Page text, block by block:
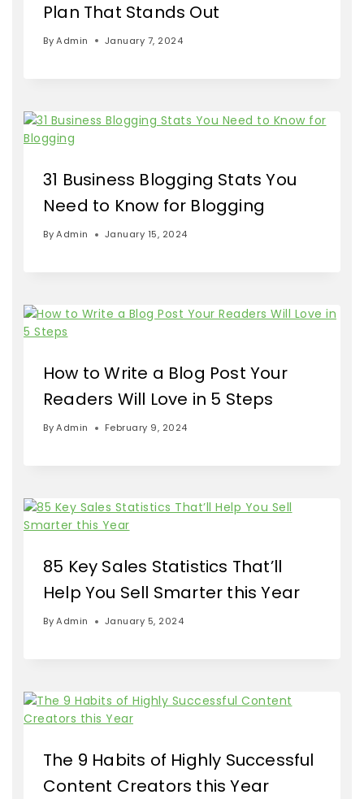
Plan That Stands Out
ByAdmin January 7, 2024
31 Business Blogging Stats You
Need to Know for Blogging
ByAdmin January 15, 2024
How to Write a Blog Post Your
Readers Will Love in 5 Steps
ByAdmin February 9, 2024
85 Key Sales Statistics That’ll
Help You Sell Smarter this Year
ByAdmin January 5, 2024
The 9 Habits of Highly Successful
Content Creators this Year